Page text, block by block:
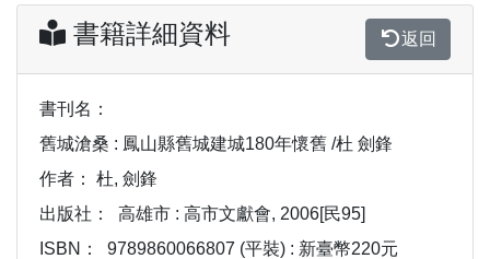
書籍詳細資料 返回
書刊名：
舊城滄桑 : 鳳山縣舊城建城180年懷舊 /杜 劍鋒
作者：
杜, 劍鋒
出版社：
高雄市 : 高市文獻會, 2006[民95]
ISBN：
9789860066807 (平裝) : 新臺幣220元